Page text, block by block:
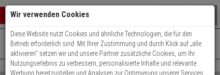
Warenkorb schließen
0 ARTIKEL IM WARENKORB
Ihr Warenkorb ist momentan leer.
Ergebnisse ()
Fertig
+49 (0)821 899 493-0Mo. - Do.: 8:00 - 16:30 | Fr.: 8:00 - 14:00 Uhr
Kontaktservice nutzen
Wir verwenden Cookies
Diese Website nutzt Cookies und ähnliche Technologien, die für den
Betrieb erforderlich sind. Mit Ihrer Zustimmung und durch Klick auf „alle
aktivieren“ setzen wir und unsere Partner zusätzliche Cookies, um Ihr
Nutzungserlebnis zu verbessern, personalisierte Inhalte und relevante
Werbung bereitzustellen und Analysen zur Optimierung unserer Services